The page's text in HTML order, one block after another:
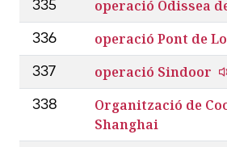
335 operació Odissea
336 operació Pont de
337 operació Sindoor
338
Organització de
Shanghai